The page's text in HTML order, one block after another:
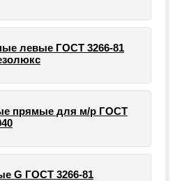
левые ГОСТ 3266-81
прямые для м/р ГОСТ
G ГОСТ 3266-81